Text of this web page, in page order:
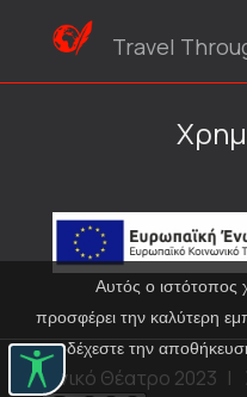
Αυτός ο ιστότοπος
προσφέρει την καλύτερη
αποδέχεστε την
Travel
© Εθνικό Θέατρο 2023 |